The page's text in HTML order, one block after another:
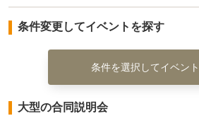
条件変更してイベントを探す
条件を選択してイベン
大型の合同説明会